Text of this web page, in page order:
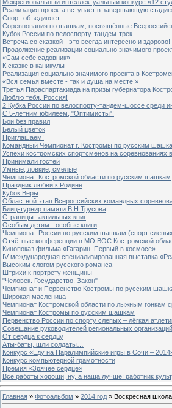
Межрегиональный интеллектуальный конкурс «12
Реализация проекта вступает в завершающую стадию
Спорт объединяет
Соревнования по шашкам, посвящённые
Кубок России по велоспорту-тандем-трек
Встреча со сказкой - это всегда интересно и здорово!
Продолжение реализации социально значимого
«Сам себе садовник»
К сказке в каникулы
Реализация социально значимого проекта в
«Вся семья вместе - так и душа на месте!»
Третья Параспартакиада на призы губернатора
Люблю тебя, Россия!
2 Кубка России по велоспорту-тандем-шоссе среди
С 5-летним юбилеем, "Оптимисты"!
Бои без правил
Белый цветок
Приглашаем!
Командный Чемпионат г. Костромы по русским
Успехи костромских спортсменов на соревнованиях
Принимали гостей
Умные, ловкие, смелые
Чемпионат Костромской области по русским шашкам
Праздник любви к Родине
Кубок Веры
Областной этап Всероссийских командных
Блиц-турнир памяти В.Н.Трусова
Страницы тактильных книг
Особым детям - особые книги
Чемпионат России по русским шашкам (спорт
Отчётные конференции в МО ВОС Костромской
Кинопоказ фильма «Гагарин. Первый в космосе»
IV международная специализированная выставка
Высоким слогом русского романса
Штрихи к портрету женщины
"Человек. Государство. Закон"
Чемпионат и Первенство Костромы по русским
Широкая масленица
Чемпионат Костромской области по лыжным гонкам
Чемпионат Костромы по русским шашкам
Первенство России по спорту слепых – лёгкая
Совещание руководителей региональных
От сердца к сердцу
Аты-баты, шли солдаты…
Конкурс «Еду на Паралимпийские игры в Сочи –
Конкурс компьютерной грамотности
Премия «Зрячее сердце»
Все работы хороши, ну, а наша лучше: работник
Главная » Фотоальбом » 2014 год » Воскресная